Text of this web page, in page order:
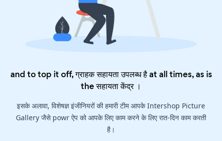
and to top it off, ग्राहक सहायता उपलब्ध है at all times, as is
theसहायता केंद्र।
इसके अलावा, विशेषज्ञ इंजीनियरों की हमारी टीम आपके Intershop Picture
Gallery जैसे powr ऐप को आपके लिए काम करने के लिए रात-दिन काम करती
है।